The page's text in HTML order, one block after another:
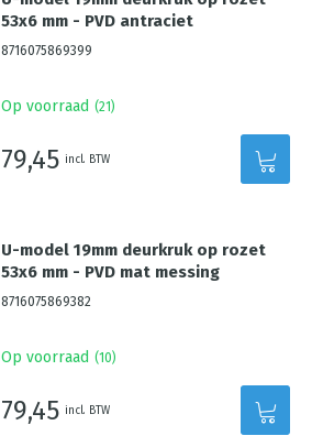
53x6 mm - PVD antraciet
8716075869399
Op voorraad (21 )
79,45 incl. BTW
U-model 19mm deurkruk op rozet
53x6 mm - PVD mat messing
8716075869382
Op voorraad (10)
79,45 incl. BTW